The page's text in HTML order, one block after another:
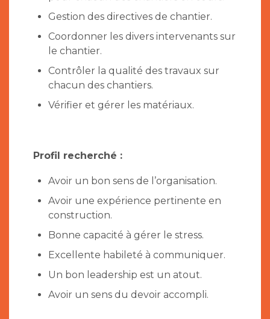
Gestion des directives de chantier.
Coordonner les divers intervenants sur
le chantier.
Contrôler la qualité des travaux sur
chacun des chantiers.
Vérifier et gérer les matériaux.
Profil recherché :
Avoir un bon sens de l’organisation.
Avoir une expérience pertinente en
construction.
Bonne capacité à gérer le stress.
Excellente habileté à communiquer.
Un bon leadership est un atout.
Avoir un sens du devoir accompli.